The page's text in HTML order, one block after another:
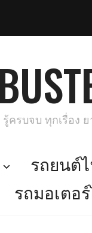
รู้ครบจบ ทุกเรื่อง
รถยนต์
รถมอเตอ